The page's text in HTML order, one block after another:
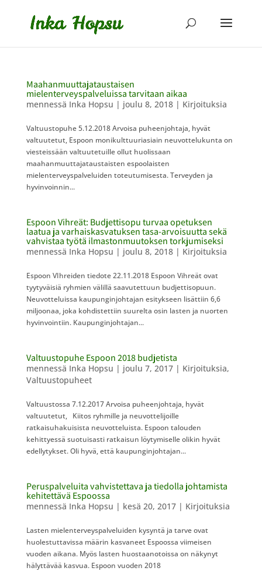
Maahanmuuttajataustaisen
mielenterveyspalveluissa tarvitaan aikaa
mennessä Inka Hopsu | joulu 8, 2018| Kirjoituksia
Valtuustopuhe 5.12.2018 Arvoisa puheenjohtaja, hyvät
valtuutetut, Espoon monikulttuuriasiain neuvottelukunta on
viesteissään valtuutetuille ollut huolissaan
maahanmuuttajataustaisten espoolaisten
mielenterveyspalveluiden toteutumisesta. Terveyden ja
hyvinvoinnin...
Espoon Vihreät: Budjettisopu turvaa opetuksen
laatua ja varhaiskasvatuksen tasa-arvoisuutta sekä
vahvistaa työtä ilmastonmuutoksen torkjumiseksi
mennessä Inka Hopsu | joulu 8, 2018| Kirjoituksia
Espoon VIhreiden tiedote 22.11.2018 Espoon Vihreät ovat
tyytyväisiä ryhmien välillä saavutettuun budjettisopuun.
Neuvotteluissa kaupunginjohtajan esitykseen lisättiin 6,6
miljoonaa, joka kohdistettiin suurelta osin lasten ja nuorten
hyvinvointiin. Kaupunginjohtajan...
Valtuustopuhe Espoon 2018 budjetista
mennessä Inka Hopsu | joulu 7, 2017| Kirjoituksia,
Valtuustopuheet
Valtuustossa 7.12.2017 Arvoisa puheenjohtaja, hyvät
valtuutetut, Kiitos ryhmille ja neuvottelijoille
ratkaisuhakuisista neuvotteluista. Espoon talouden
kehittyessä suotuisasti ratkaisun löytymiselle olikin hyvät
edellytykset. Oli hyvä, että kaupunginjohtajan...
Peruspalveluita vahvistettava ja tiedolla johtamista
kehitettävä Espoossa
mennessä Inka Hopsu | kesä 20, 2017| Kirjoituksia
Lasten mielenterveyspalveluiden kysyntä ja tarve ovat
huolestuttavissa määrin kasvaneet Espoossa viimeisen
vuoden aikana. Myös lasten huostaanotoissa on näkynyt
hälyttävää kasvua. Espoon vuoden 2018